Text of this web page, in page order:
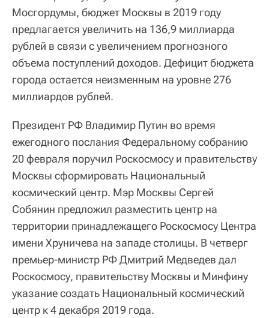
Мосгордумы, бюджет Москвы в 2019 году
предлагается увеличить на 136,9 миллиарда
рублей в связи с увеличением прогнозного
объема поступлений доходов. Дефицит бюджета
города остается неизменным на уровне 276
миллиардов рублей.
Президент РФ Владимир Путин во время
ежегодного послания Федеральному собранию
20 февраля поручил Роскосмосу и правительству
Москвы сформировать Национальный
космический центр. Мэр Москвы Сергей
Собянин предложил разместить центр на
территории принадлежащего Роскосмосу Центра
имени Хруничева на западе столицы. В четверг
премьер-министр РФ Дмитрий Медведев дал
Роскосмосу, правительству Москвы и Минфину
указание создать Национальный космический
центр к 4 декабря 2019 года.